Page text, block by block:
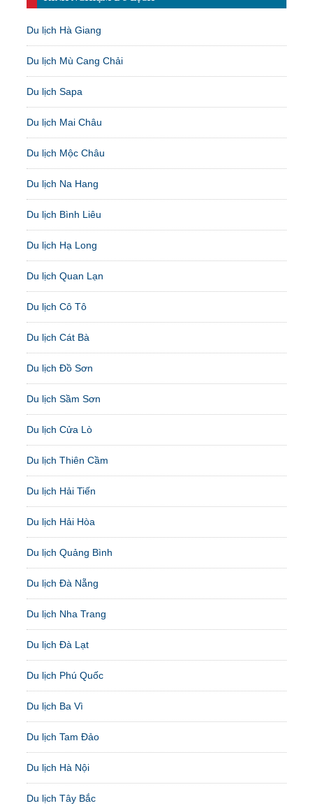
Du lịch Hà Giang
Du lịch Mù Cang Chải
Du lịch Sapa
Du lịch Mai Châu
Du lịch Mộc Châu
Du lịch Na Hang
Du lịch Bình Liêu
Du lịch Hạ Long
Du lịch Quan Lạn
Du lịch Cô Tô
Du lịch Cát Bà
Du lịch Đồ Sơn
Du lịch Sầm Sơn
Du lịch Cửa Lò
Du lịch Thiên Cầm
Du lịch Hải Tiến
Du lịch Hải Hòa
Du lịch Quảng Bình
Du lịch Đà Nẵng
Du lịch Nha Trang
Du lịch Đà Lạt
Du lịch Phú Quốc
Du lịch Ba Vì
Du lịch Tam Đảo
Du lịch Hà Nội
Du lịch Tây Bắc